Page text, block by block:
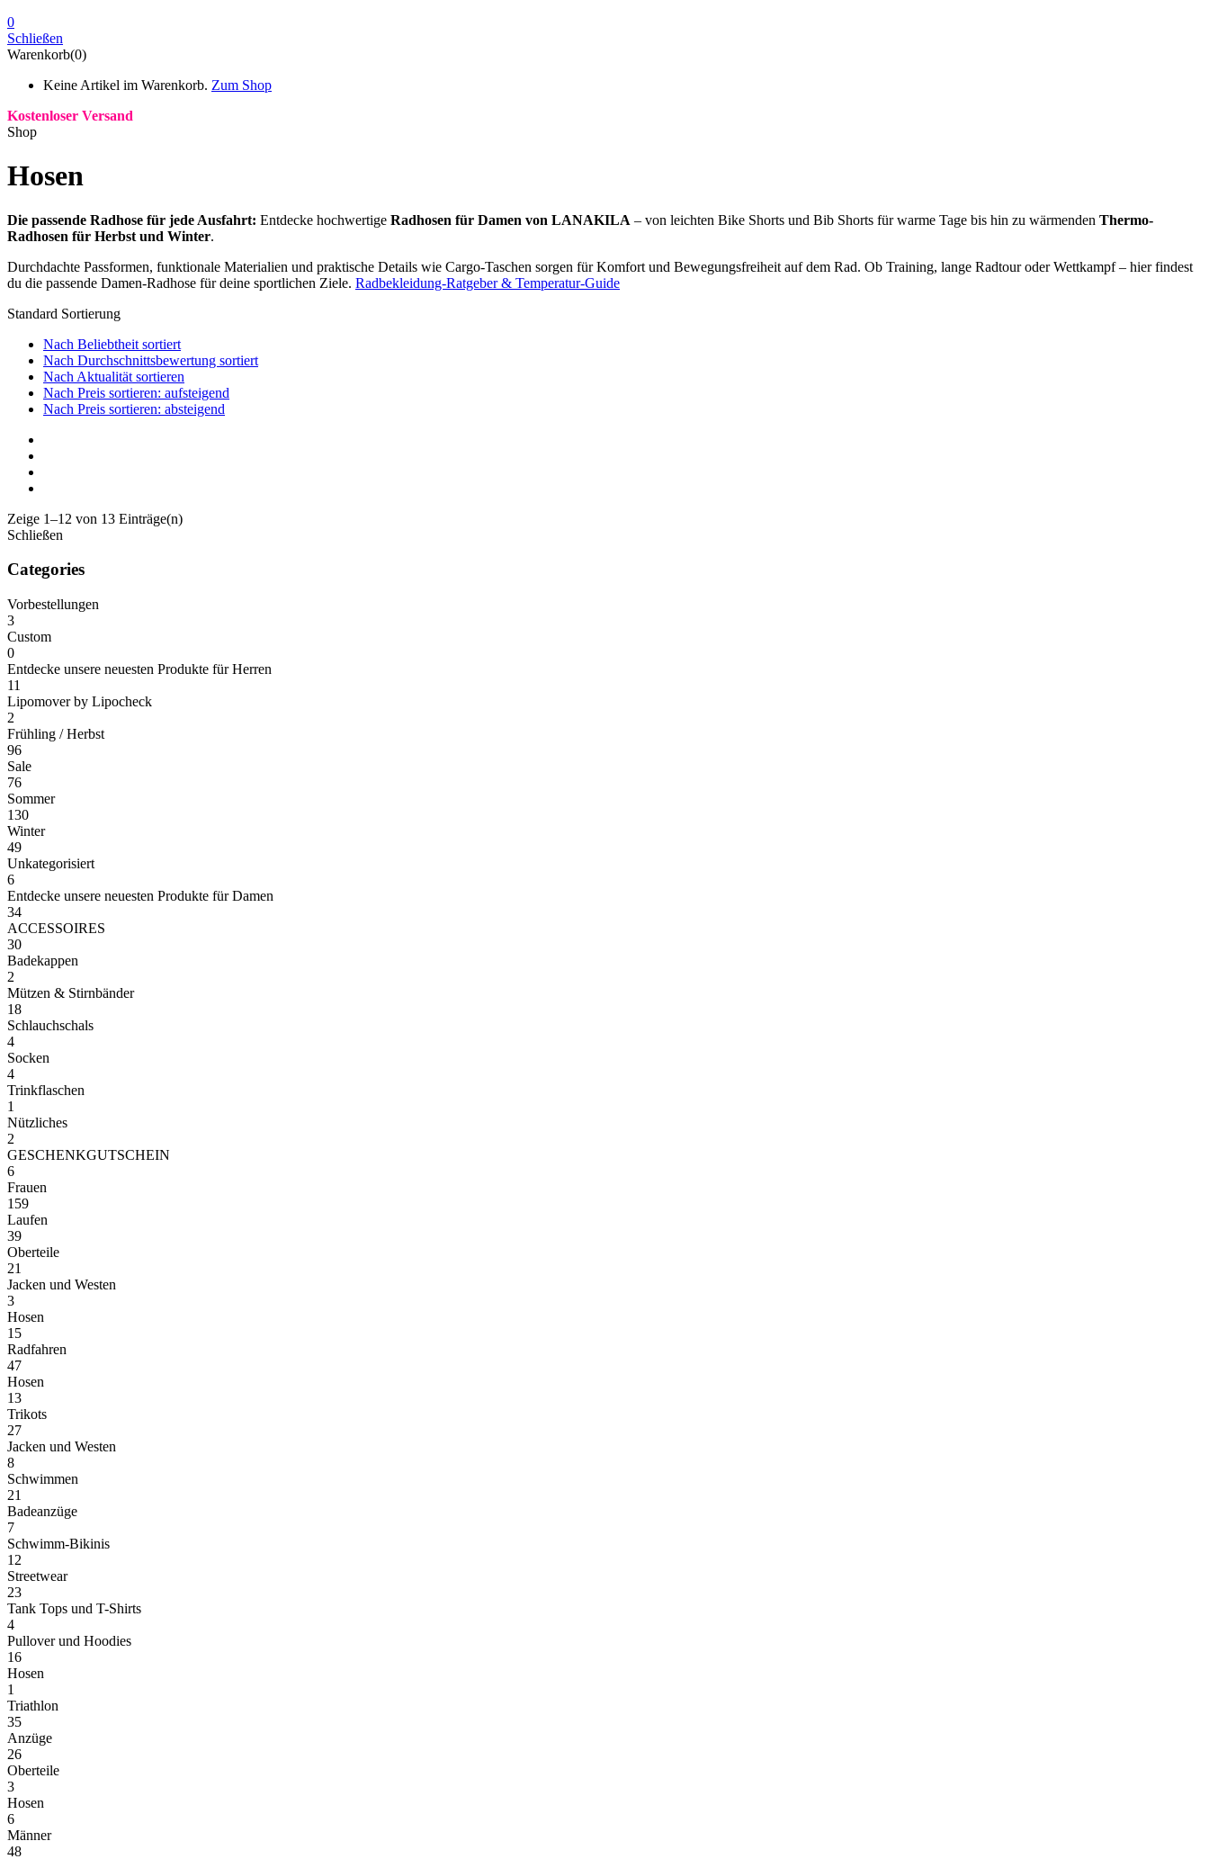
0
Schließen
Warenkorb(0)
Keine Artikel im Warenkorb. Zum Shop
Kostenloser Versand
Shop
Hosen
Die passende Radhose für jede Ausfahrt: Entdecke hochwertige Radhosen für Damen von LANAKILA – von leichten Bike Shorts und Bib Shorts für warme Tage bis hin zu wärmenden Thermo-
Radhosen für Herbst und Winter.
Durchdachte Passformen, funktionale Materialien und praktische Details wie Cargo-Taschen sorgen für Komfort und Bewegungsfreiheit auf dem Rad. Ob Training, lange Radtour oder Wettkampf – hier findest
du die passende Damen-Radhose für deine sportlichen Ziele. Radbekleidung-Ratgeber & Temperatur-Guide
Standard Sortierung
Nach Beliebtheit sortiert
Nach Durchschnittsbewertung sortiert
Nach Aktualität sortieren
Nach Preis sortieren: aufsteigend
Nach Preis sortieren: absteigend
Zeige 1–12 von 13 Einträge(n)
Schließen
Categories
Vorbestellungen
3
Custom
0
Entdecke unsere neuesten Produkte für Herren
11
Lipomover by Lipocheck
2
Frühling / Herbst
96
Sale
76
Sommer
130
Winter
49
Unkategorisiert
6
Entdecke unsere neuesten Produkte für Damen
34
ACCESSOIRES
30
Badekappen
2
Mützen & Stirnbänder
18
Schlauchschals
4
Socken
4
Trinkflaschen
1
Nützliches
2
GESCHENKGUTSCHEIN
6
Frauen
159
Laufen
39
Oberteile
21
Jacken und Westen
3
Hosen
15
Radfahren
47
Hosen
13
Trikots
27
Jacken und Westen
8
Schwimmen
21
Badeanzüge
7
Schwimm-Bikinis
12
Streetwear
23
Tank Tops und T-Shirts
4
Pullover und Hoodies
16
Hosen
1
Triathlon
35
Anzüge
26
Oberteile
3
Hosen
6
Männer
48